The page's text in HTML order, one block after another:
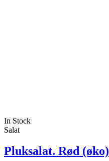
In Stock
Salat
Pluksalat. Rød (øko)